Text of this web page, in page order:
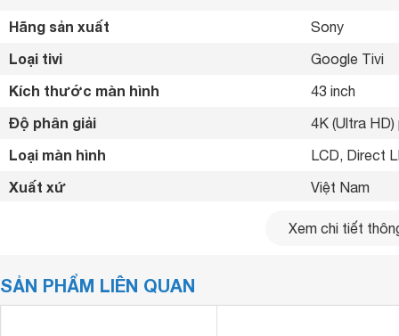
Hãng sản xuất Sony
Loại tivi Google Tivi
Kích thước màn hình 43 inch
Độ phân giải 4K (Ultra HD)
Loại màn hình LCD, Direct
Xuất xứ Việt Nam
2025
Kết nối internet
Xem chi tiết
SẢN PHẨM LIÊN QUAN